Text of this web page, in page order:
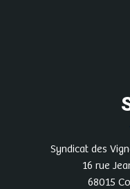
Syndicat des
16 rue
68015